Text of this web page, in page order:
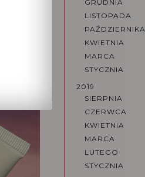
GRUDNIA
LISTOPADA
PAŹDZIERNIKA
KWIETNIA
MARCA
STYCZNIA
2019
SIERPNIA
CZERWCA
KWIETNIA
MARCA
LUTEGO
STYCZNIA